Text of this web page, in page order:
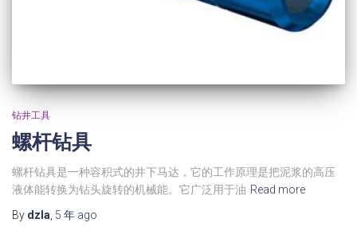
钻井工具
螺杆钻具
螺杆钻具是一种容积式的井下马达，它的工作原理是把泥浆的高压
液体能转换为钻头旋转的机械能。它广泛用于油 Read more
By dzla 5 年 ago